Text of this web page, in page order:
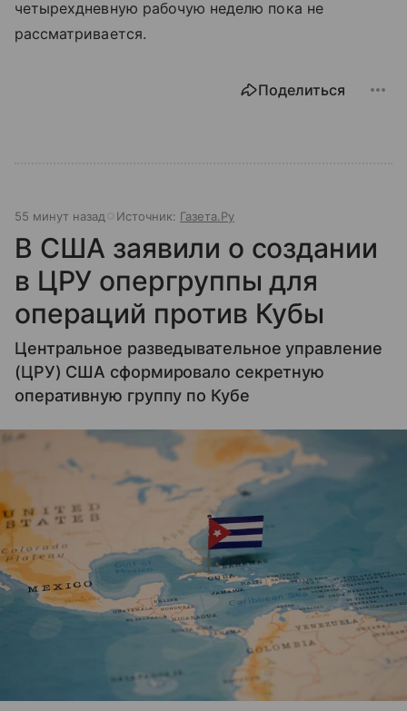
четырехдневную рабочую неделю пока не
рассматривается.
Поделиться
55 минут назад Источник: Газета.Ру
В США заявили о создании
в ЦРУ опергруппы для
операций против Кубы
Центральное разведывательное управление
(ЦРУ) США сформировало секретную
оперативную группу по Кубе